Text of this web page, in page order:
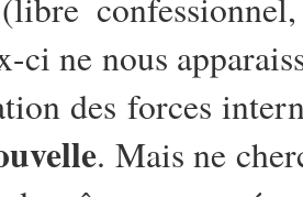
ci ne nous
des forces
. Mais ne